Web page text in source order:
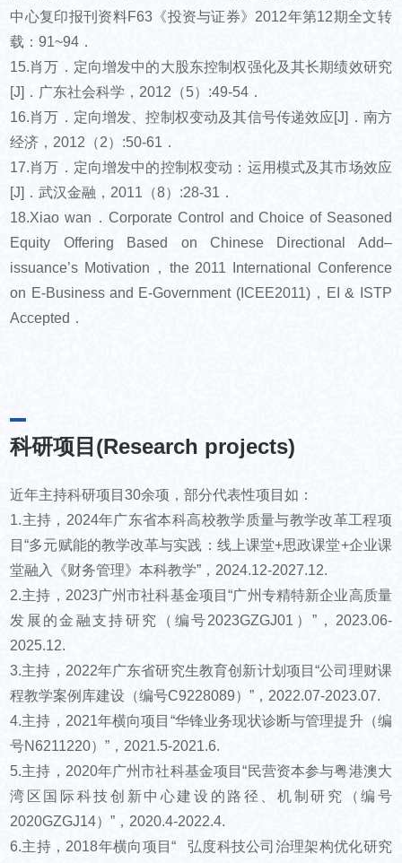
中心复印报刊资料F63《投资与证券》2012年第12期全文转
载：91~94．
15.肖万．定向增发中的大股东控制权强化及其长期绩效研究
[J]．广东社会科学，2012（5）:49-54．
16.肖万．定向增发、控制权变动及其信号传递效应[J]．南方
经济，2012（2）:50-61．
17.肖万．定向增发中的控制权变动：运用模式及其市场效应
[J]．武汉金融，2011（8）:28-31．
18.Xiao wan．Corporate Control and Choice of Seasoned
Equity Offering Based on Chinese Directional Add–
issuance’s Motivation，the 2011 International Conference
on E-Business and E-Government (ICEE2011)，EI & ISTP
Accepted．
科研项目(Research projects)
近年主持科研项目30余项，部分代表性项目如：
1.主持，2024年广东省本科高校教学质量与教学改革工程项
目“多元赋能的教学改革与实践：线上课堂+思政课堂+企业课
堂融入《财务管理》本科教学”，2024.12-2027.12.
2.主持，2023广州市社科基金项目“广州专精特新企业高质量
发展的金融支持研究（编号2023GZGJ01）”，2023.06-
2025.12.
3.主持，2022年广东省研究生教育创新计划项目“公司理财课
程教学案例库建设（编号C9228089）”，2022.07-2023.07.
4.主持，2021年横向项目“华锋业务现状诊断与管理提升（编
号N6211220）”，2021.5-2021.6.
5.主持，2020年广州市社科基金项目“民营资本参与粤港澳大
湾区国际科技创新中心建设的路径、机制研究（编号
2020GZGJ14）”，2020.4-2022.4.
6.主持，2018年横向项目“ 弘度科技公司治理架构优化研究